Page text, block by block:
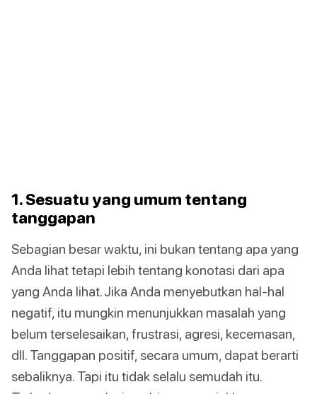
1. Sesuatu yang umum tentang
tanggapan
Sebagian besar waktu, ini bukan tentang apa yang
Anda lihat tetapi lebih tentang konotasi dari apa
yang Anda lihat. Jika Anda menyebutkan hal-hal
negatif, itu mungkin menunjukkan masalah yang
belum terselesaikan, frustrasi, agresi, kecemasan,
dll. Tanggapan positif, secara umum, dapat berarti
sebaliknya. Tapi itu tidak selalu semudah itu.